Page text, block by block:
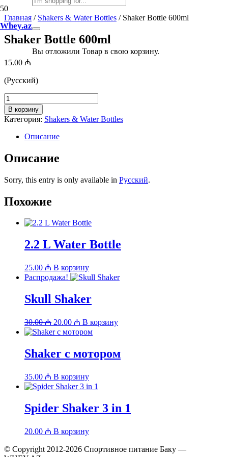
Whey.az
Вы отложили Товар в свою корзину.
Главная / Shakers & Water Bottles / Shaker Bottle 600ml
Shaker Bottle 600ml
15.00 ₼
(Русский)
Количество
товара
Shaker
Bottle
600ml
В корзину
Категория: Shakers & Water Bottles
Описание
Описание
Sorry, this entry is only available in Русский.
Похожие
2.2 L Water Bottle
25.00 ₼ В корзину
Распродажа!
Skull Shaker
30.00₼ Первоначальная
цена
составляла
20.00 ₼ Текущая
цена:
В корзину
Shaker с мотором
35.00 ₼ В корзину
Spider Shaker 3 in 1
20.00 ₼ В корзину
© Copyright 2012-2026 Спортивное питание Баку —